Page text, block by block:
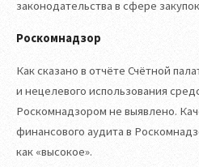
законодательства в сфере
Роскомнадзор
Как сказано в отчёте Счётной
и нецелевого использования
Роскомнадзором не выявлено.
финансового аудита в
как «высокое».